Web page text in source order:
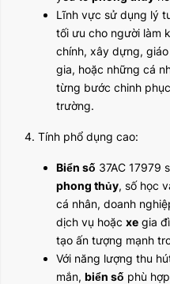
Lĩnh vực sử dụng lý
tối ưu cho người làm
chính, xây dựng,
gia, hoặc những cá
từng bước chinh
trường.
4. Tính phổ dụng cao:
Biển số 37AC 17979
phong thủy, số học
cá nhân, doanh
dịch vụ hoặc xe gia
tạo ấn tượng mạnh
Với năng lượng thu
mắn, biển số phù